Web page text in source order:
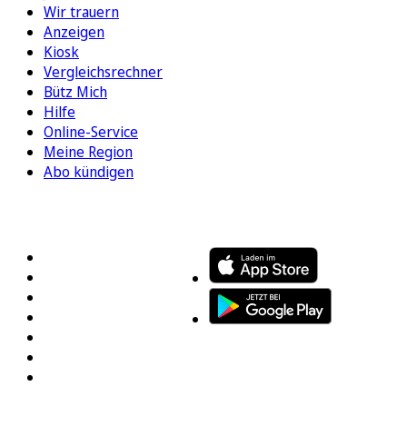
Wir trauern
Anzeigen
Kiosk
Vergleichsrechner
Bütz Mich
Hilfe
Online-Service
Meine Region
Abo kündigen